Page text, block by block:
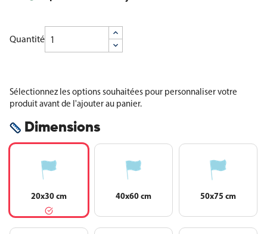
Quantité
Sélectionnez les options souhaitées pour personnaliser votre
produit avant de l'ajouter au panier.
Dimensions
20x30 cm 40x60 cm 50x75 cm